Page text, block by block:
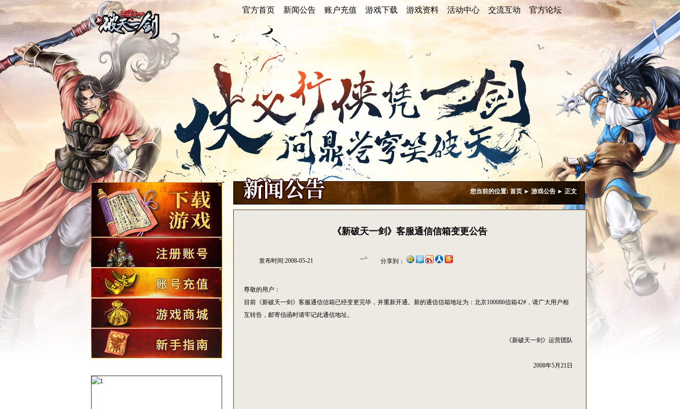
官方首页 新闻公告 账户充值 游戏下载 游戏资料 活动中心 交流互动 官方论坛
官方首页 新闻公告 账户充值 游戏下载 游戏资料 活动中心
线上活动
交流互动
论坛推荐
游戏美图
游戏视频
游戏壁纸
官方论坛
您当前的位置:首页 ► 游戏公告 ► 正文
《新破天一剑》客服通信信箱变更公告
发布时间:2008-05-21 分享到：
-->
尊敬的用户：
目前《新破天一剑》客服通信信箱已经变更完毕，并重新开通。新的通信信箱地址为：北京100086信箱42#，请广大用户相
互转告，邮寄信函时请牢记此通信地址。
《新破天一剑》运营团队
2008年5月21日